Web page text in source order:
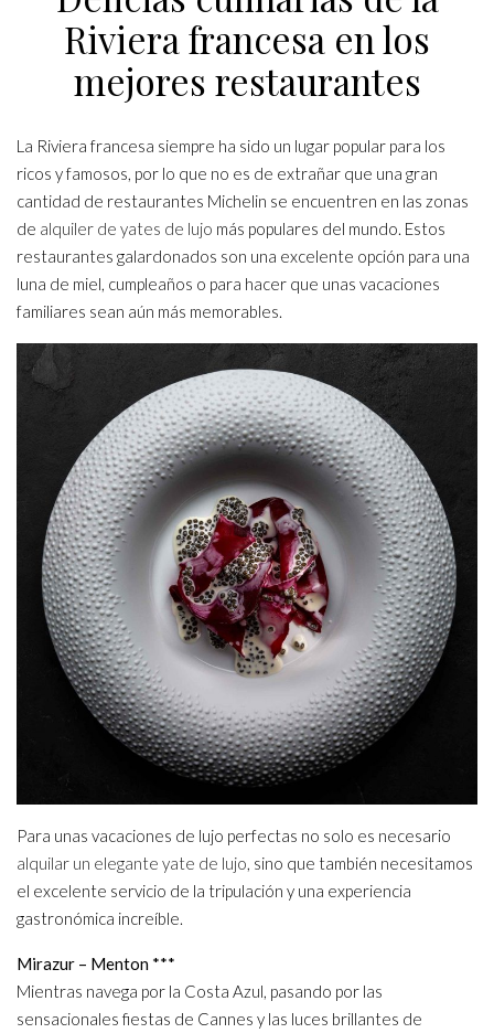
Riviera francesa en los
mejores restaurantes
La Riviera francesa siempre ha sido un lugar popular para los
ricos y famosos, por lo que no es de extrañar que una gran
cantidad de restaurantes Michelin se encuentren en las zonas
de alquiler de yates de lujo más populares del mundo. Estos
restaurantes galardonados son una excelente opción para una
luna de miel, cumpleaños o para hacer que unas vacaciones
familiares sean aún más memorables.
Para unas vacaciones de lujo perfectas no solo es necesario
alquilar un elegante yate de lujo, sino que también necesitamos
el excelente servicio de la tripulación y una experiencia
gastronómica increíble.
Mirazur – Menton ***
Mientras navega por la Costa Azul, pasando por las
sensacionales fiestas de Cannes y las luces brillantes de